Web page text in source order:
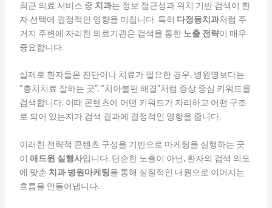
최근 의료 서비스 중 치과는 정보 접근성과 위치 기반 검색이 환
자 선택에 결정적인 영향을 미칩니다. 특히 다정동치과처럼 주
거지 주변에 자리한 의료기관은 검색을 통한 노출 전략이 매우
중요합니다.
실제로 환자들은 진단이나 치료가 필요한 경우, 병원명보다는
“충치치료 잘하는 곳”, “치아불편 해결”처럼 증상 중심 키워드를
검색합니다. 이때 콘텐츠에 어떤 키워드가 자리하고 어떤 구조
로 되어 있는지가 검색 결과에 결정적인 영향을 줍니다.
이러한 전략적 콘텐츠 구성을 기반으로 마케팅을 실행하는 곳
이 애드윈 실행사입니다. 단순한 노출이 아닌, 환자의 검색 의도
에 맞춘 치과 병원마케팅을 통해 실질적인 내원으로 이어지는
흐름을 만들어냅니다.